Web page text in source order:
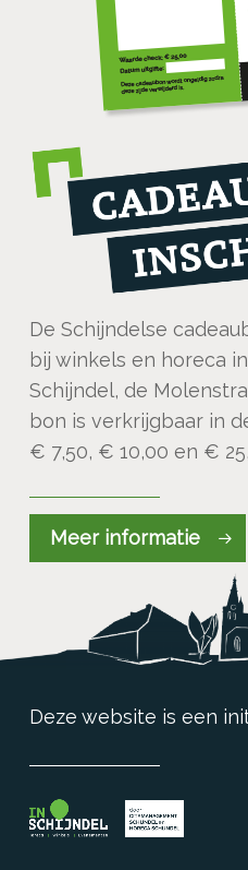
De Schijndelse
bij winkels en horeca
Schijndel, de
bon is verkrijgbaar in
€ 7,50, € 10,00 en €
Meer informatie
Deze website is een